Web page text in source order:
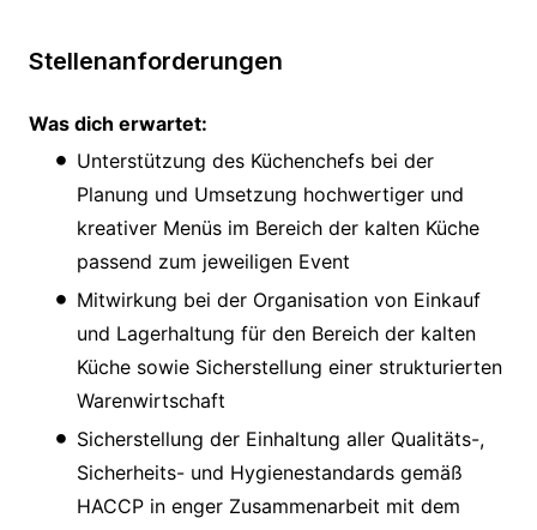
Stellenanforderungen
Was dich erwartet:
Unterstützung des Küchenchefs bei der
Planung und Umsetzung hochwertiger und
kreativer Menüs im Bereich der kalten Küche
passend zum jeweiligen Event
Mitwirkung bei der Organisation von Einkauf
und Lagerhaltung für den Bereich der kalten
Küche sowie Sicherstellung einer strukturierten
Warenwirtschaft
Sicherstellung der Einhaltung aller Qualitäts-,
Sicherheits- und Hygienestandards gemäß
HACCP in enger Zusammenarbeit mit dem